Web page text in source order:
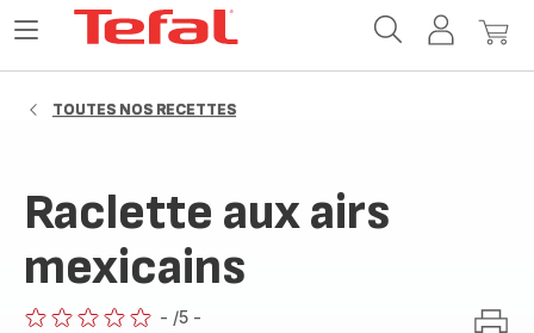
MonMon
Ouvrir
TOUTES NOS RECETTES
Raclette aux airs
mexicains
- /5 -